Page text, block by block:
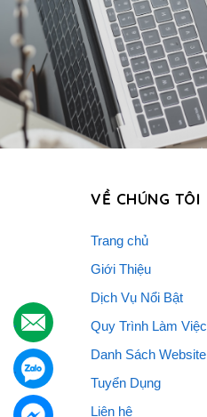
VỀ CHÚNG TÔI
Trang chủ
Giới Thiệu
Dịch Vụ Nổi Bật
Quy Trình Làm Việc
Danh Sách Website
Tuyển Dụng
Liên hệ
.
.